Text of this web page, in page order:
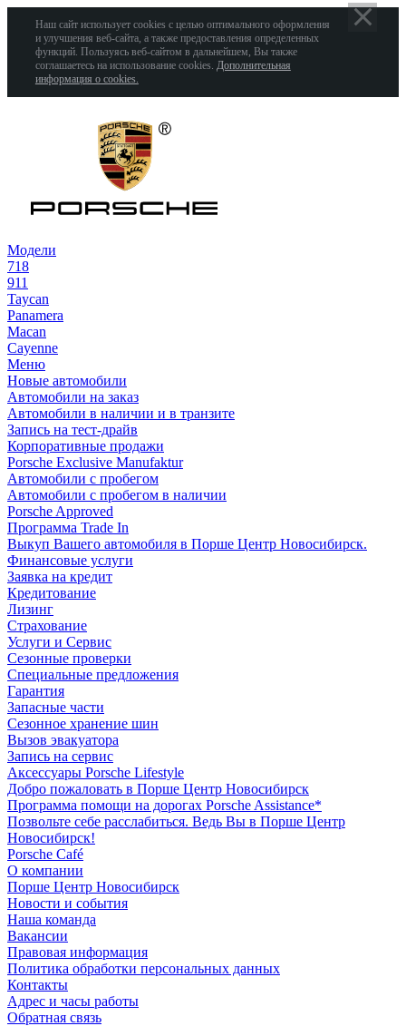
Наш сайт использует cookies с целью оптимального оформления
и улучшения веб-сайта, а также предоставления определенных
функций. Пользуясь веб-сайтом в дальнейшем, Вы также
соглашаетесь на использование cookies. Дополнительная
информация о cookies.
Модели
718
911
Taycan
Panamera
Macan
Cayenne
Меню
Новые автомобили
Автомобили на заказ
Автомобили в наличии и в транзите
Запись на тест-драйв
Корпоративные продажи
Porsche Exclusive Manufaktur
Автомобили с пробегом
Автомобили с пробегом в наличии
Porsche Approved
Программа Trade In
Выкуп Вашего автомобиля в Порше Центр Новосибирск.
Финансовые услуги
Заявка на кредит
Кредитование
Лизинг
Страхование
Услуги и Сервис
Сезонные проверки
Специальные предложения
Гарантия
Запасные части
Сезонное хранение шин
Вызов эвакуатора
Запись на сервис
Аксессуары Porsche Lifestyle
Добро пожаловать в Порше Центр Новосибирск
Программа помощи на дорогах Porsche Assistance*
Позвольте себе расслабиться. Ведь Вы в Порше Центр
Новосибирск!
Porsche Café
О компании
Порше Центр Новосибирск
Новости и события
Наша команда
Вакансии
Правовая информация
Политика обработки персональных данных
Контакты
Адрес и часы работы
Обратная связь